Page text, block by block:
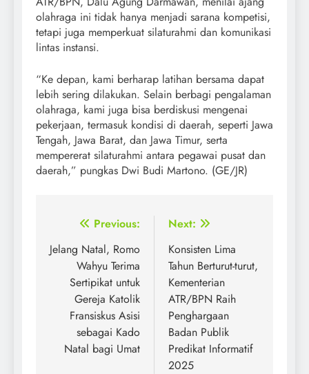
olahraga ini tidak hanya menjadi sarana kompetisi,
tetapi juga memperkuat silaturahmi dan komunikasi
lintas instansi.
“Ke depan, kami berharap latihan bersama dapat
lebih sering dilakukan. Selain berbagi pengalaman
olahraga, kami juga bisa berdiskusi mengenai
pekerjaan, termasuk kondisi di daerah, seperti Jawa
Tengah, Jawa Barat, dan Jawa Timur, serta
mempererat silaturahmi antara pegawai pusat dan
daerah,” pungkas Dwi Budi Martono. (GE/JR)
Post
navigation
Previous:
Jelang Natal, Romo
Wahyu Terima
Sertipikat untuk
Gereja Katolik
Fransiskus Asisi
sebagai Kado
Natal bagi Umat
Next:
Konsisten Lima
Tahun Berturut-turut,
Kementerian
ATR/BPN Raih
Penghargaan
Badan Publik
Predikat Informatif
2025